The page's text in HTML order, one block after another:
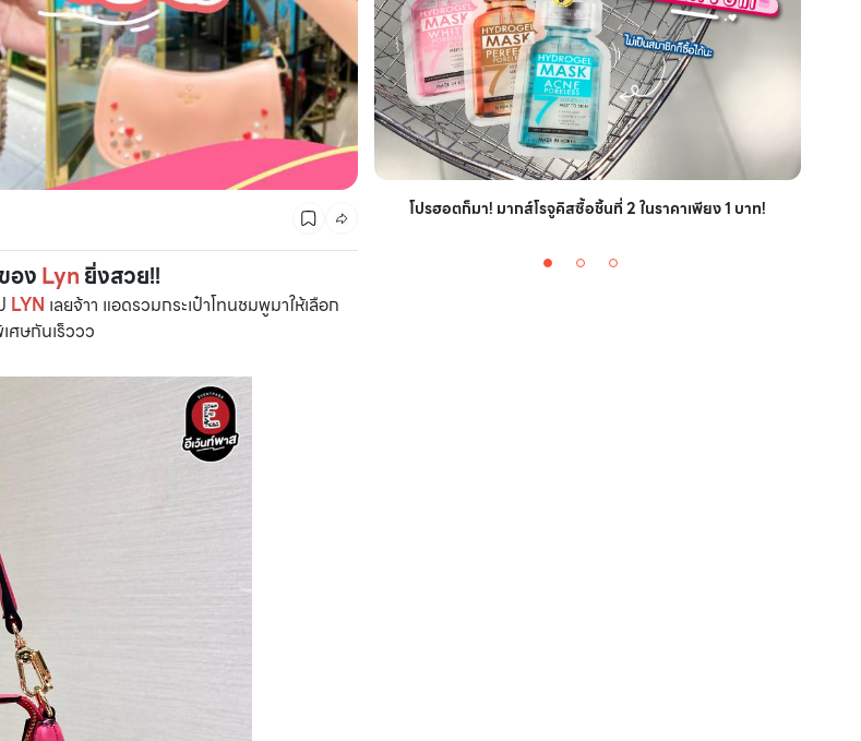
องLynยิ่งสวย!!
LYN เลยจ้าา แอดรวมกระเป๋าโทนชมพูมาให้เลือก
ศษกันเร็ววว
SHOP SHOP รวมแบรนด์ตัวท็อป ลดสูงสุด50% โปรฮอตก็มา! มากส์โรจูคิสซื้อชิ้นที่ 2 ในราคาเพียง 1 บาท!